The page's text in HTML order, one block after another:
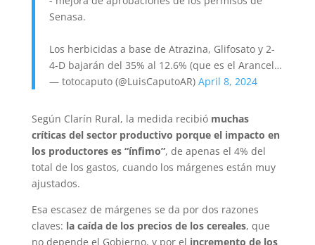
Senasa.
Los herbicidas a base de Atrazina, Glifosato y 2-
4-D bajarán del 35% al 12.6% (que es el Arancel…
— totocaputo (@LuisCaputoAR) April 8, 2024
Según Clarín Rural, la medida recibió muchas
críticas del sector productivo porque el impacto en
los productores es “ínfimo”, de apenas el 4% del
total de los gastos, cuando los márgenes están muy
ajustados.
Esa escasez de márgenes se da por dos razones
claves: la caída de los precios de los cereales, que
no depende el Gobierno, y por el incremento de los